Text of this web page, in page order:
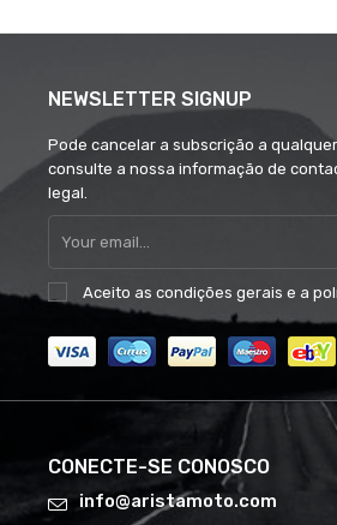
NEWSLETTER SIGNUP
Pode cancelar a subscrição a
consulte a nossa informação de
legal.
Aceito as condições gerais e a
CONECTE-SE CONOSCO
info@aristamoto.com